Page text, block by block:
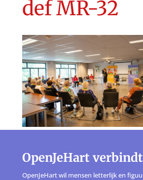
def MR-32
OpenJeHart
OpenJeHart wil mensen letterlijk en